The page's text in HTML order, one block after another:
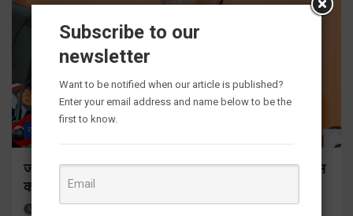
राज्य
जनकल्याण, रोजगार, शिक्षा, श्रमिक हित और आधारभूत विकास
को नई गति, राज्य कैबिनेट ने लिए ऐतिहासिक फैसले
Subscribe to our
newsletter
Want to be notified when our article is published?
Enter your email address and name below to be the
first to know.